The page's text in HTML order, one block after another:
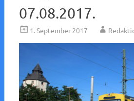
07.08.2017.
1. September 2017